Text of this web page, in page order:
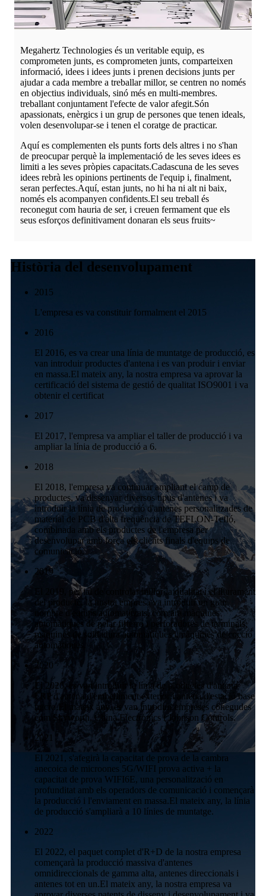
Megahertz Technologies és un veritable equip, es
comprometen junts, es comprometen junts, comparteixen
informació, idees i idees junts i prenen decisions junts per
ajudar a cada membre a treballar millor, se centren no només
en objectius individuals, sinó més en multi-membres.
treballant conjuntament l'efecte de valor afegit.Són
apassionats, enèrgics i un grup de persones que tenen ideals,
volen desenvolupar-se i tenen el coratge de practicar.
Aquí es complementen els punts forts dels altres i no s'han
de preocupar perquè la implementació de les seves idees es
limiti a les seves pròpies capacitats.Cadascuna de les seves
idees rebrà les opinions pertinents de l'equip i, finalment,
seran perfectes.Aquí, estan junts, no hi ha ni alt ni baix,
només els acompanyen confidents.El seu treball és
reconegut com hauria de ser, i creuen fermament que els
seus esforços definitivament donaran els seus fruits~
Història del desenvolupament
2015
L'empresa es va constituir formalment el 2015
2016
El 2016, es va crear una línia de muntatge de producció, es
van introduir productes d'antena i es van produir i enviar
en massa.El mateix any, la nostra empresa va aprovar la
certificació del sistema de gestió de qualitat ISO9001 i va
obtenir el certificat
2017
El 2017, l'empresa va ampliar el taller de producció i va
ampliar la línia de producció a 6.
2018
El 2018, l'empresa va continuar ampliant el camp de
productes, va dissenyar diversos tipus d'antenes i va
introduir la línia de producció d'antenes personalitzades de
material de PCB d'alta freqüència de TEFLON-Tefló,
combinada amb els productes de l'empresa per
desenvolupar amb força els clients finals d'equips de
comunicació.
2019
El 2019, per tal de controlar millor la qualitat i el lliurament
del producte, la nostra empresa va introduir un gran
nombre d'equips automatitzats, com ara màquines
automàtiques de pelar filferro i perforadores de terminals,
màquines de soldadura automàtiques i màquines de cocció
automàtiques.
2020
El 2020, es van introduir la línia de productes d'antena
FRP d'antena d'embelliment exterior i antena d'estació base
micro.El mateix any, es van introduir empreses conegudes
com Skyworth, China Electronics i Johnson Controls.
2021
El 2021, s'afegirà la capacitat de prova de la cambra
anecoica de microones 5G/WIFI prova activa + la
capacitat de prova WIFI6E, una personalització en
profunditat amb els operadors de comunicació i començarà
la producció i l'enviament en massa.El mateix any, la línia
de producció s'ampliarà a 10 línies de muntatge.
2022
El 2022, el paquet complet d'R+D de la nostra empresa
començarà la producció massiva d'antenes
omnidireccionals de gamma alta, antenes direccionals i
antenes tot en un.El mateix any, la nostra empresa va